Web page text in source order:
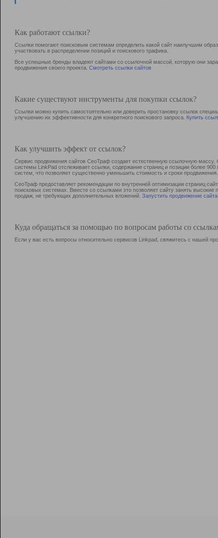
Как работают ссылки?
Ссылки помогают поисковым системам определить какой сайт наилучшим
участвовать в раcпределении позиций и поискового трафика.
Все успешные бренды владеют сайтами со ссылочной массой, которую они
продвижения своего проекта. Смотреть ссылки сайтов
Какие существуют инструменты для покупки ссылок?
Ссылки можно купить самостоятельно или доверить простановку ссылок
улучшению их эффективности для конкретного поискового запроса. Купить
Как улучшить эффект от ссылок?
Сервис продвижения сайтов СеоТраф создает естественную ссылочную
системы LinkPad отслеживает ссылки, содержание страниц и позиции более
систем, что позволяет существенно уменьшить стоимость и сроки продвижения.
СеоТраф предоставляет рекомендации по внутренней оптимизации страниц
поисковых системах. Вместе со ссылками это позволяет сайту занять
продаж, не требующих дополнительных вложений. Запустить продвижение сайта
Куда обращаться за помощью по вопросам работы со
Если у вас есть вопросы относительно сервисов Linkpad, свяжитесь с нашей